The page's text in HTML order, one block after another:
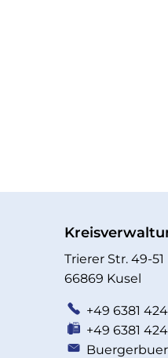
Trierer Str. 49-51
66869 Kusel
+49 6381
+49 6381